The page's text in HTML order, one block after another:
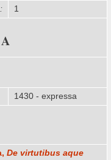
1
1430 - expressa
De virtutibus aque